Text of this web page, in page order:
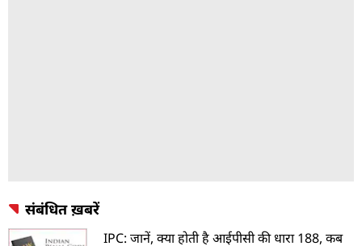
संबंधित ख़बरें
IPC: जानें, क्या होती है आईपीसी की धारा 188, कब